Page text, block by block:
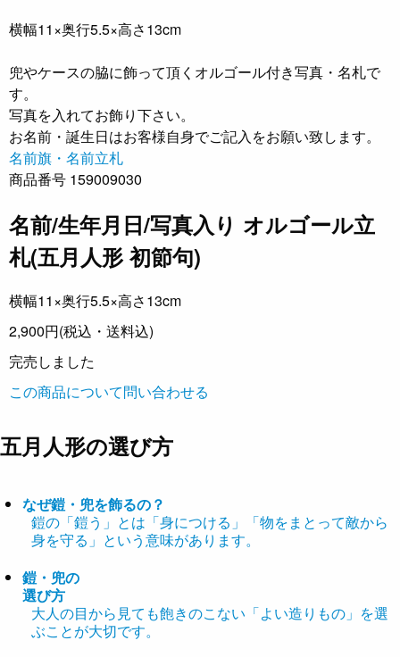
横幅11×奥行5.5×高さ13cm
兜やケースの脇に飾って頂くオルゴール付き写真・名札で
す。
写真を入れてお飾り下さい。
お名前・誕生日はお客様自身でご記入をお願い致します。
名前旗・名前立札
商品番号 159009030
名前/生年月日/写真入り オルゴール立
札(五月人形 初節句)
横幅11×奥行5.5×高さ13cm
2,900円(税込・送料込)
完売しました
この商品について問い合わせる
五月人形の選び方
なぜ鎧・兜を飾るの？
鎧の「鎧う」とは「身につける」「物をまとって敵から
身を守る」という意味があります。
鎧・兜の
選び方
大人の目から見ても飽きのこない「よい造りもの」を選
ぶことが大切です。